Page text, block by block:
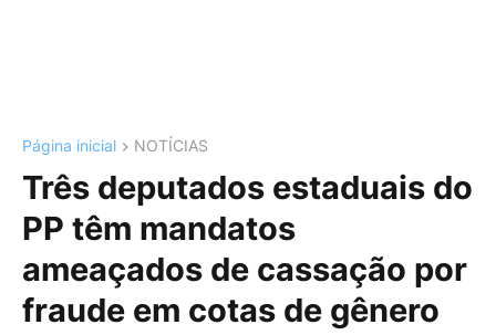
Página inicial NOTÍCIAS
Três deputados estaduais do
PP têm mandatos
ameaçados de cassação por
fraude em cotas de gênero